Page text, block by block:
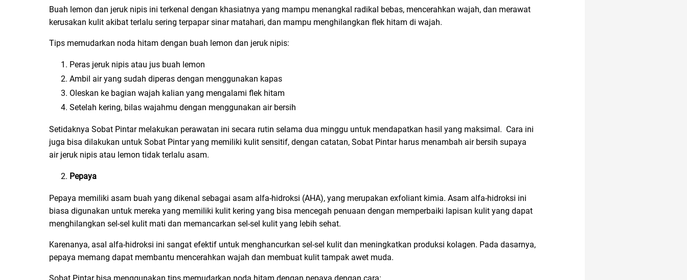
Buah lemon dan jeruk nipis ini terkenal dengan khasiatnya yang mampu menangkal radikal bebas, mencerahkan wajah, dan merawat
kerusakan kulit akibat terlalu sering terpapar sinar matahari, dan mampu menghilangkan flek hitam di wajah.
Tips memudarkan noda hitam dengan buah lemon dan jeruk nipis:
Peras jeruk nipis atau jus buah lemon
Ambil air yang sudah diperas dengan menggunakan kapas
Oleskan ke bagian wajah kalian yang mengalami flek hitam
Setelah kering, bilas wajahmu dengan menggunakan air bersih
Setidaknya Sobat Pintar melakukan perawatan ini secara rutin selama dua minggu untuk mendapatkan hasil yang maksimal. Cara ini
juga bisa dilakukan untuk Sobat Pintar yang memiliki kulit sensitif, dengan catatan, Sobat Pintar harus menambah air bersih supaya
air jeruk nipis atau lemon tidak terlalu asam.
Pepaya
Pepaya memiliki asam buah yang dikenal sebagai asam alfa-hidroksi (AHA), yang merupakan exfoliant kimia. Asam alfa-hidroksi ini
biasa digunakan untuk mereka yang memiliki kulit kering yang bisa mencegah penuaan dengan memperbaiki lapisan kulit yang dapat
menghilangkan sel-sel kulit mati dan memancarkan sel-sel kulit yang lebih sehat.
Karenanya, asal alfa-hidroksi ini sangat efektif untuk menghancurkan sel-sel kulit dan meningkatkan produksi kolagen. Pada dasarnya,
pepaya memang dapat membantu mencerahkan wajah dan membuat kulit tampak awet muda.
Sobat Pintar bisa menggunakan tips memudarkan noda hitam dengan pepaya dengan cara: